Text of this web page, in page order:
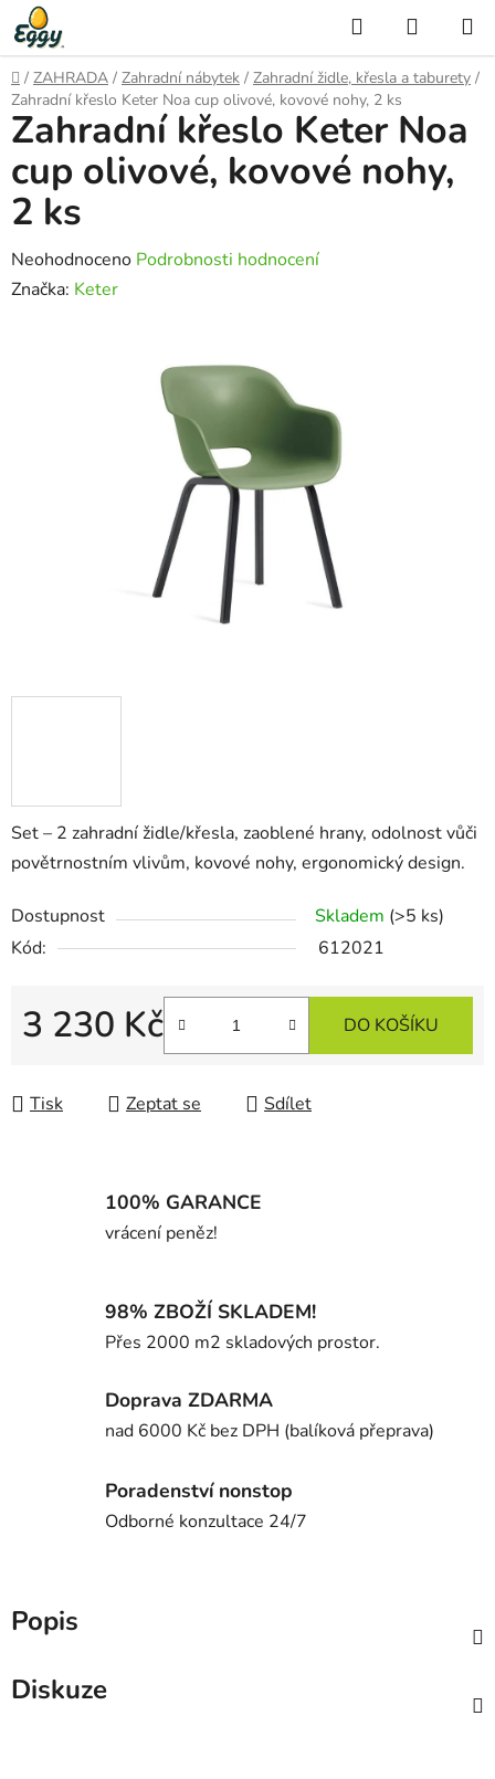
Přejít
na
obsah
Hledat
KOŠÍK
Domů
/ ZAHRADA / Zahradní nábytek / Zahradní židle, křesla a taburety /
Zahradní křeslo Keter Noa cup olivové, kovové nohy, 2 ks
Set – 2 zahradní židle/křesla, zaoblené hrany, odolnost vůči
povětrnostním vlivům, kovové nohy, ergonomický design.
Dostupnost Skladem (>5 ks)
Kód:
612021
3 230 Kč DO KOŠÍKU
Tisk Zeptat se Sdílet
Zahradní křeslo Keter Noa
cup olivové, kovové nohy,
2 ks
Průměrné
hodnocení
Neohodnoceno Podrobnosti hodnocení
Značka: Keter
100% GARANCE
vrácení peněz!
98% ZBOŽÍ SKLADEM!
Přes 2000 m2 skladových prostor.
Doprava ZDARMA
nad 6000 Kč bez DPH (balíková přeprava)
Poradenství nonstop
Odborné konzultace 24/7
Popis
Diskuze